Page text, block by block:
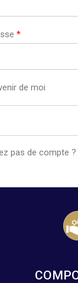
*
de moi
pas de compte ?